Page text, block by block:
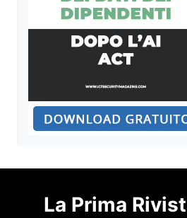
La Prima